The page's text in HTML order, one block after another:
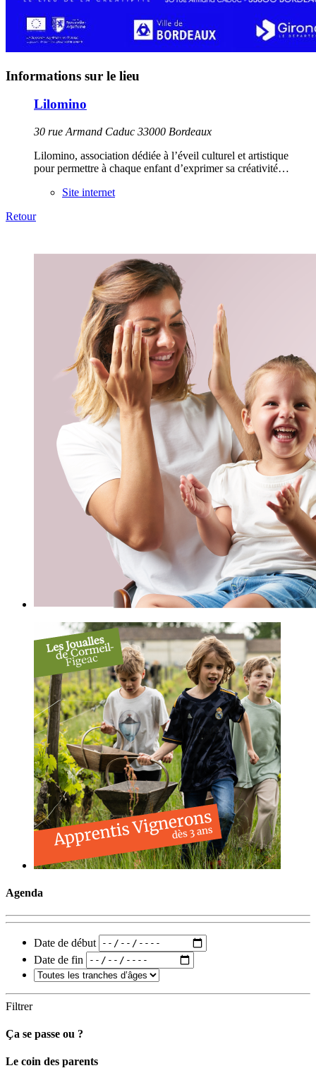
Informations sur le lieu
Lilomino
30 rue Armand Caduc 33000 Bordeaux
Lilomino, association dédiée à l’éveil culturel et artistique
pour permettre à chaque enfant d’exprimer sa créativité…
Site internet
Retour
Agenda
Date de début
Date de fin
Filtrer
Ça se passe ou ?
Carto
Le coin des parents